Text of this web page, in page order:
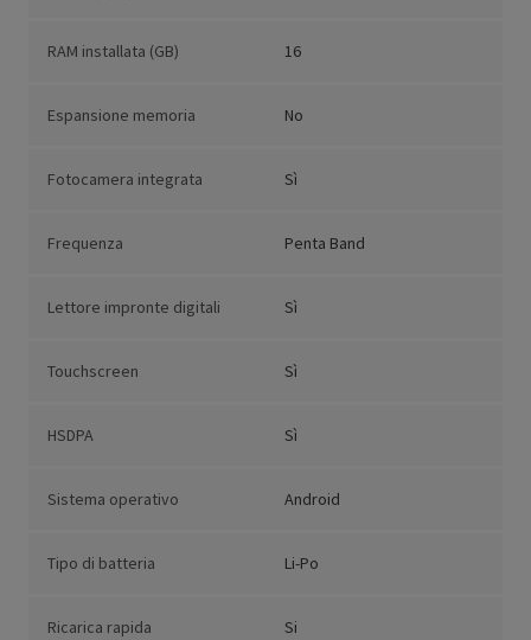
RAM installata (GB) 16
Espansione memoria No
Fotocamera integrata Sì
Frequenza Penta Band
Lettore impronte digitali Sì
Touchscreen Sì
HSDPA Sì
Sistema operativo Android
Tipo di batteria Li-Po
Ricarica rapida Si